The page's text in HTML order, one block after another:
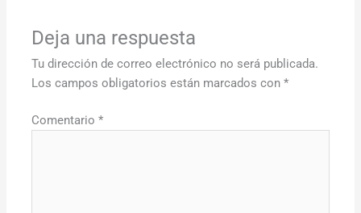
Deja una respuesta
Tu dirección de correo electrónico no será publicada.
Los campos obligatorios están marcados con*
Comentario*